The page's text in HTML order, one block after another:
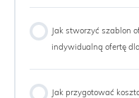
Jak stworzyć szablon
indywidualną ofertę
Jak przygotować